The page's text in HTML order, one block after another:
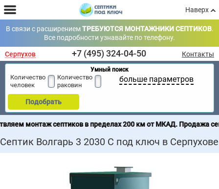
Наверх
В связи с расширениемТРЕБУЮТСЯ МОНТАЖНИКИ СЕПТИКОВ.
Все подробности узнавайте по телефону.
Серпухов +7 (495) 324-04-50 Контакты
Умный поиск
Количество
человек
Количество
раковин
больше параметров
Подобрать
в пределах 200 км от МКАД. Продажа септиков по всей
Септик Волгарь 3 2030 С под ключ в Серпухове